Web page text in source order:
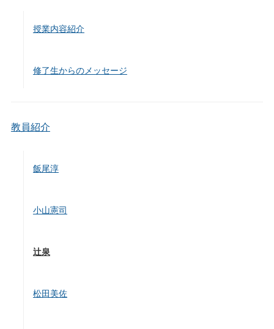
授業内容紹介
修了生からのメッセージ
教員紹介
飯尾淳
小山憲司
辻泉
松田美佐